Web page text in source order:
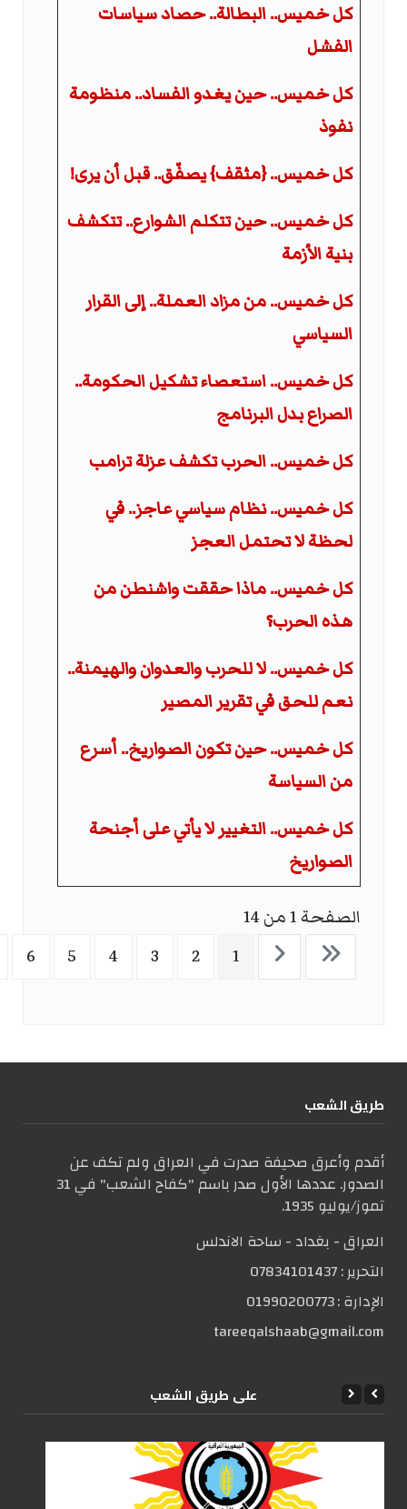
كل خميس.. البطالة.. حصاد سياسات
الفشل
كل خميس.. حين يغدو الفساد.. منظومة
نفوذ
كل خميس.. {مثقف} يصفّق.. قبل أن يرى!
كل خميس.. حين تتكلم الشوارع.. تتكشف
بنية الأزمة
كل خميس.. من مزاد العملة.. إلى القرار
السياسي
كل خميس.. استعصاء تشكيل الحكومة..
الصراع بدل البرنامج
كل خميس.. الحرب تكشف عزلة ترامب
كل خميس.. نظام سياسي عاجز.. في
لحظة لا تحتمل العجز
كل خميس.. ماذا حققت واشنطن من
هذه الحرب؟
كل خميس.. لا للحرب والعدوان والهيمنة..
نعم للحق في تقرير المصير
كل خميس.. حين تكون الصواريخ.. أسرع
من السياسة
كل خميس.. التغيير لا يأتي على أجنحة
الصواريخ
الصفحة 1 من 14
1
2
3
4
5
6
طریق الشعب
أقدم وأعرق صحيفة صدرت في العراق ولم تكف عن
الصدور. عددها الأول صدر باسم "كفاح الشعب" في 31
تموز/يوليو 1935.
العراق - بغداد - ساحة الاندلس
التحریر :07834101437
الإدارة :01990200773
tareeqalshaab@gmail.com
علی طریق الشعب